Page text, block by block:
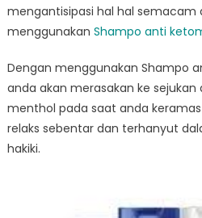
mengantisipasi hal hal semacam
menggunakan Shampo anti
Dengan menggunakan Shampo
anda akan merasakan ke sejukan
menthol pada saat anda
relaks sebentar dan terhanyut
hakiki.